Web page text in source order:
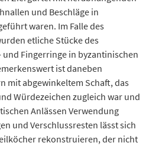
und Beschläge in
waren. Im Falle des
etliche Stücke des
Fingerringe in byzantinischen
ist daneben
mit abgewinkeltem Schaft, das
Würdezeichen zugleich war und
Anlässen Verwendung
und Verschlussresten lässt sich
rekonstruieren, der nicht